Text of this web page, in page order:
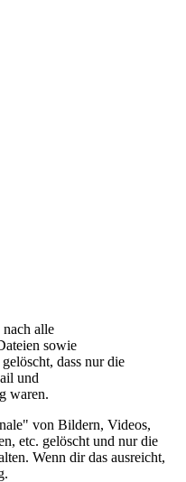
alle
sowie
dass nur die
und
waren.
von Bildern, Videos,
etc. gelöscht und nur die
Wenn dir das ausreicht,